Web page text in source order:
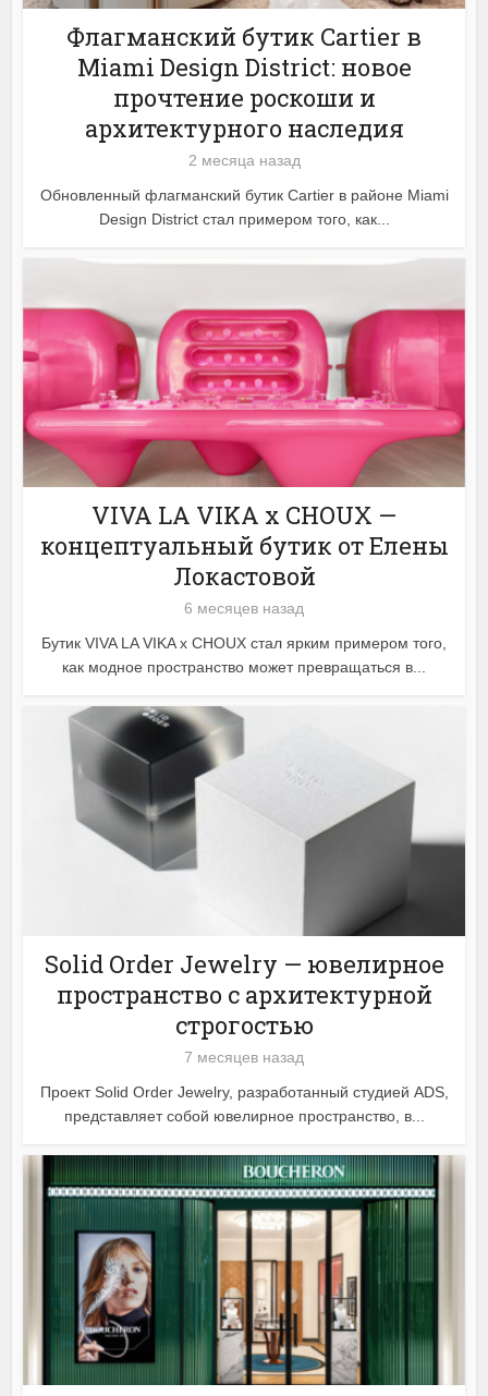
Флагманский бутик Cartier в
Miami Design District: новое
прочтение роскоши и
архитектурного наследия
2 месяца назад
Обновленный флагманский бутик Cartier в районе Miami
Design District стал примером того, как...
VIVA LA VIKA x CHOUX —
концептуальный бутик от Елены
Локастовой
6 месяцев назад
Бутик VIVA LA VIKA x CHOUX стал ярким примером того,
как модное пространство может превращаться в...
Solid Order Jewelry — ювелирное
пространство с архитектурной
строгостью
7 месяцев назад
Проект Solid Order Jewelry, разработанный студией ADS,
представляет собой ювелирное пространство, в...